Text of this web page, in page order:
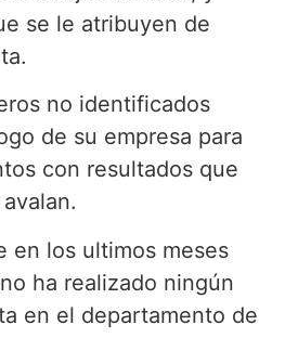
se le atribuyen de
no identificados
de su empresa para
con resultados que
en los ultimos meses
ha realizado ningún
en el departamento de